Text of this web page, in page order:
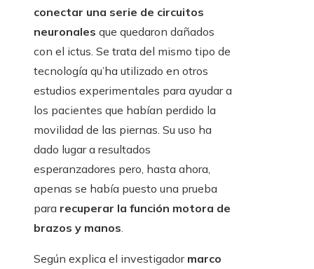
conectar una serie de circuitos
neuronales que quedaron dañados
con el ictus. Se trata del mismo tipo de
tecnología qu’ha utilizado en otros
estudios experimentales para ayudar a
los pacientes que habían perdido la
movilidad de las piernas. Su uso ha
dado lugar a resultados
esperanzadores pero, hasta ahora,
apenas se había puesto una prueba
para recuperar la función motora de
brazos y manos
Según explica el investigador marco